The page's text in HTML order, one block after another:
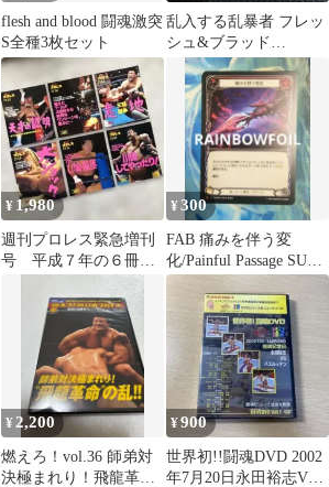
flesh and blood 闘魂激突
S全種3枚セット
乱入する乱暴者 フレッ
シュ&ブラッド
FLESH&BLOOD 闘魂
激突
¥ 1,980
週刊プロレス緊急増刊
号 平成７年の６冊
川田利明 高田延彦
¥300
FAB 痛みを伴う変
化/Painful Passage SUP
RF日本語版
¥ 2,200
燃えろ！vol.36 師弟対
決極まれり！飛龍革命
¥900
世界初!!闘魂DVD 2002
年7月20日永田裕志VS